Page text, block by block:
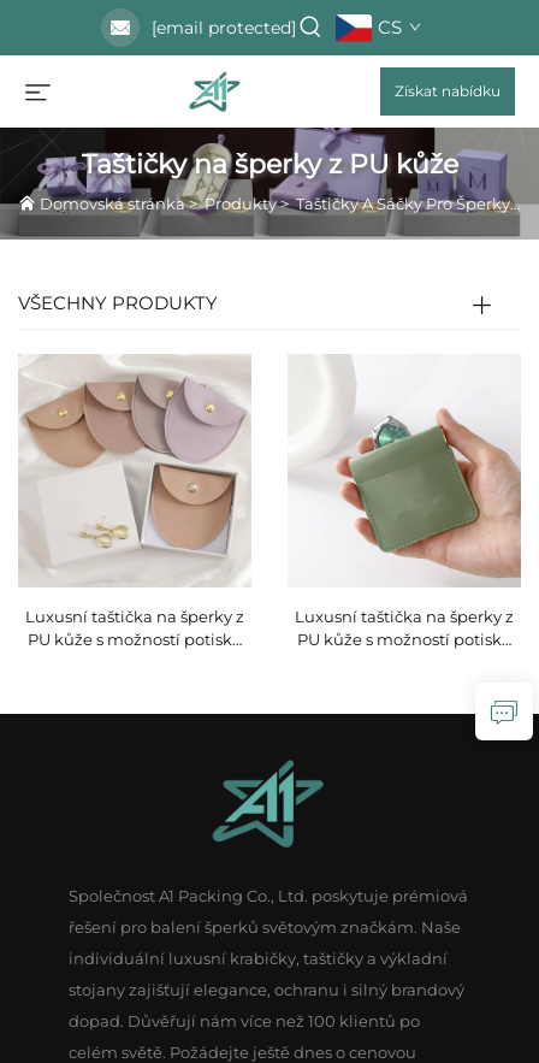
[email protected] CS
Získat nabídku
Taštičky na šperky z PU kůže
Domovská stránka>Produkty>Taštičky A Sáčky Pro Šperky>
VŠECHNY PRODUKTY
Luxusní taštička na šperky z
PU kůže s možností potisku
Luxusní taštička na šperky z
PU kůže s možností potisku
s pružinovým kovovým
uzávěrem pro balení šperků
Společnost A1 Packing Co., Ltd. poskytuje prémiová
řešení pro balení šperků světovým značkám. Naše
individuální luxusní krabičky, taštičky a výkladní
stojany zajišťují elegance, ochranu i silný brandový
dopad. Důvěřují nám více než 100 klientů po
celém světě. Požádejte ještě dnes o cenovou